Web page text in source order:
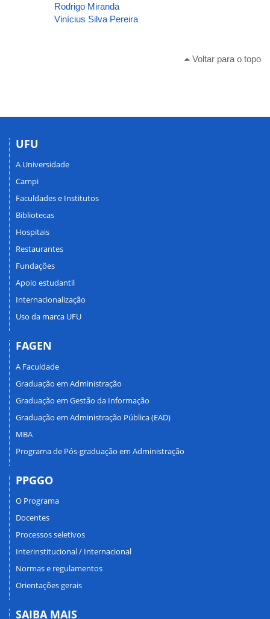
Rodrigo Miranda
Vinícius Silva Pereira
Voltar para o topo
UFU
A Universidade
Campi
Faculdades e Institutos
Bibliotecas
Hospitais
Restaurantes
Fundações
Apoio estudantil
Internacionalização
Uso da marca UFU
FAGEN
A Faculdade
Graduação em Administração
Graduação em Gestão da Informação
Graduação em Administração Pública (EAD)
MBA
Programa de Pós-graduação em Administração
PPGGO
O Programa
Docentes
Processos seletivos
Interinstitucional / Internacional
Normas e regulamentos
Orientações gerais
SAIBA MAIS